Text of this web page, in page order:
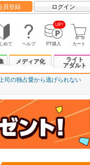
員登録 ログイン
めて ヘルプ
UP!
PT購入 カート
メディア化
ライト
アダルト
司の独占愛から逃げられない